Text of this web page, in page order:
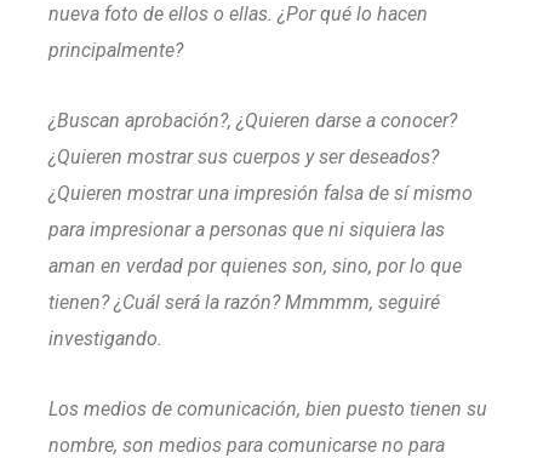
nueva foto de ellos o ellas. ¿Por qué lo hacen
principalmente?
¿Buscan aprobación?, ¿Quieren darse a conocer?
¿Quieren mostrar sus cuerpos y ser deseados?
¿Quieren mostrar una impresión falsa de sí mismo
para impresionar a personas que ni siquiera las
aman en verdad por quienes son, sino, por lo que
tienen? ¿Cuál será la razón? Mmmmm, seguiré
investigando.
Los medios de comunicación, bien puesto tienen su
nombre, son medios para comunicarse no para